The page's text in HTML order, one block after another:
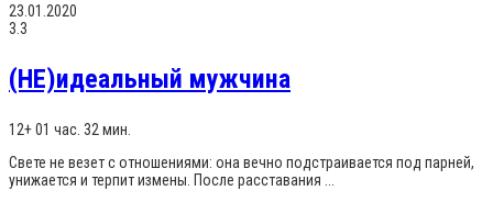
23.01.2020
3.3
(НЕ)идеальный мужчина
12+01 час. 32 мин.
Свете не везет с отношениями: она вечно подстраивается под парней,
унижается и терпит измены. После расставания ...